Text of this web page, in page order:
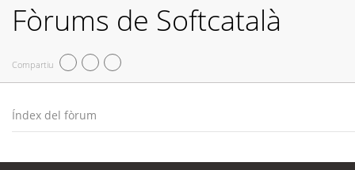
Fòrums de Softcatalà
Compartiu
Índex del fòrum